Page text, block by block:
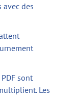
avec des
sont
Les